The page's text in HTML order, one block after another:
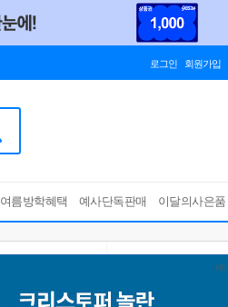
로그인 회원가입
여름방학혜택 예사단독판매 이달의사은품